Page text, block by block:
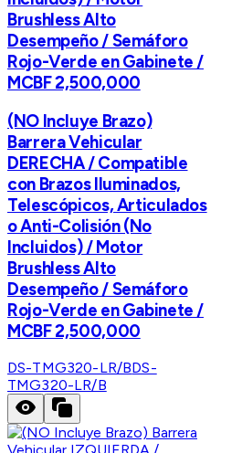
Brushless Alto
Desempeño / Semáforo
Rojo-Verde en Gabinete /
MCBF 2,500,000
(NO Incluye Brazo)
Barrera Vehicular
DERECHA / Compatible
con Brazos Iluminados,
Telescópicos, Articulados
o Anti-Colisión (No
Incluidos) / Motor
Brushless Alto
Desempeño / Semáforo
Rojo-Verde en Gabinete /
MCBF 2,500,000
DS-TMG320-LR/BDS-
TMG320-LR/B